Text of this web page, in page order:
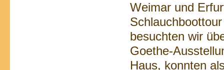
Weimar und
besuchten wir
Goethe-
Haus, konnten